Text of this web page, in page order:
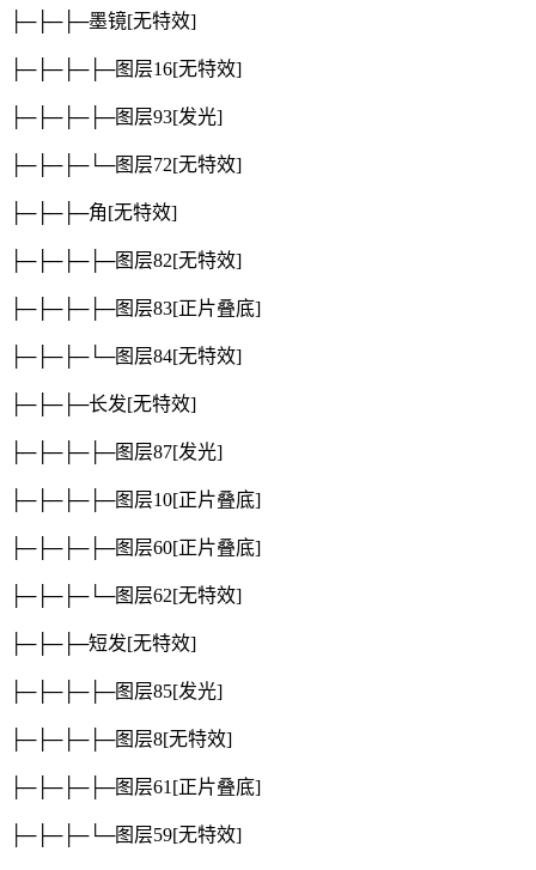
├─├─├─墨镜[无特效]
├─├─├─├─图层16[无特效]
├─├─├─├─图层93[发光]
├─├─├─└─图层72[无特效]
├─├─├─角[无特效]
├─├─├─├─图层82[无特效]
├─├─├─├─图层83[正片叠底]
├─├─├─└─图层84[无特效]
├─├─├─长发[无特效]
├─├─├─├─图层87[发光]
├─├─├─├─图层10[正片叠底]
├─├─├─├─图层60[正片叠底]
├─├─├─└─图层62[无特效]
├─├─├─短发[无特效]
├─├─├─├─图层85[发光]
├─├─├─├─图层8[无特效]
├─├─├─├─图层61 [正片叠底]
├─├─├─└─图层59[无特效]